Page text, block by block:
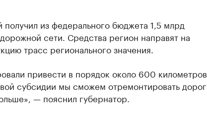
получил из федерального бюджета 1,5 млрд
сети. Средства регион направят на
трасс регионального значения.
привести в порядок около 600 километров
субсидии мы сможем отремонтировать дорог
— пояснил губернатор.